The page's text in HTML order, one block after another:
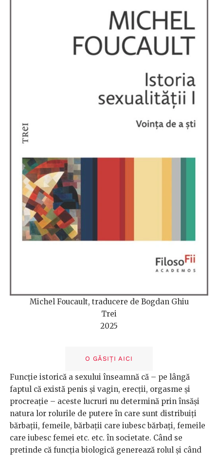
Michel Foucault, traducere de Bogdan Ghiu
Trei
2025
O GĂSIȚI AICI
Funcție istorică a sexului înseamnă că – pe lângă
faptul că există penis și vagin, erecții, orgasme și
procreație – aceste lucruri nu determină prin însăși
natura lor rolurile de putere în care sunt distribuiți
bărbații, femeile, bărbații care iubesc bărbați, femeile
care iubesc femei etc. etc. în societate. Când se
pretinde că funcția biologică generează rolul și când